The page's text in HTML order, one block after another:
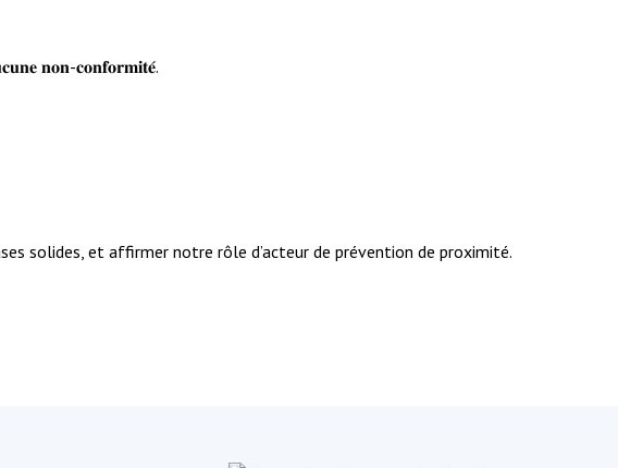
𝐧𝐨𝐧-𝐜𝐨𝐧𝐟𝐨𝐫𝐦𝐢𝐭𝐞́.
solides, et affirmer notre rôle d’acteur de prévention de proximité.